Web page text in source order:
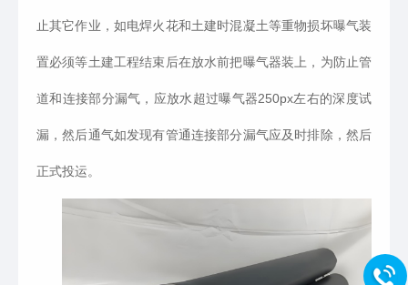
止其它作业，如电焊火花和土建时混凝土等重物损坏曝气装
置必须等土建工程结束后在放水前把曝气器装上，为防止管
道和连接部分漏气，应放水超过曝气器250px左右的深度试
漏，然后通气如发现有管通连接部分漏气应及时排除，然后
正式投运。